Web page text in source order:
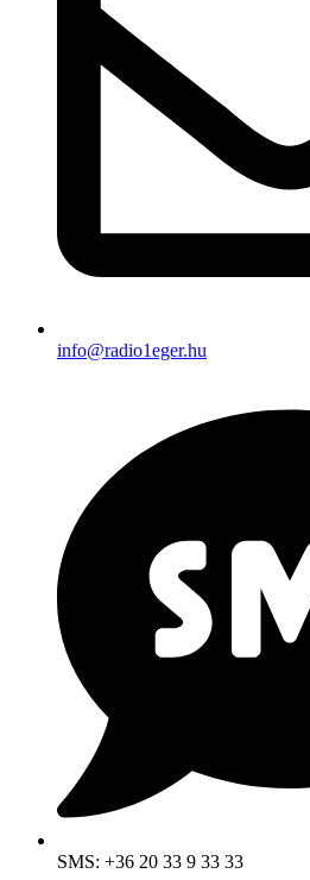
info@radio1eger.hu
SMS: +36 20 33 9 33 33